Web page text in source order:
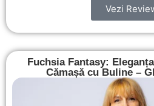
Vezi
Fuchsia Fantasy:
Cămașă cu Buline –